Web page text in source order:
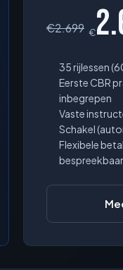
€2.699 €
35 rijlessen
Eerste CBR
inbegrepen
Vaste
Schakel
Flexibele
bespreekbaar